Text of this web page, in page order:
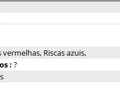
Riscas azuis,
: ?